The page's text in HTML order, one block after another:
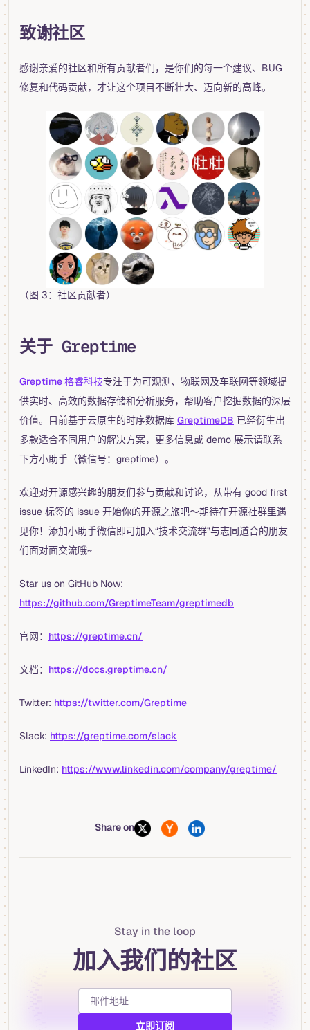
致谢社区
感谢亲爱的社区和所有贡献者们，是你们的每一个建议、BUG
修复和代码贡献，才让这个项目不断壮大、迈向新的高峰。
（图 3：社区贡献者）
关于 Greptime
Greptime 格睿科技专注于为可观测、物联网及车联网等领域提
供实时、高效的数据存储和分析服务，帮助客户挖掘数据的深层
价值。目前基于云原生的时序数据库 GreptimeDB 已经衍生出
多款适合不同用户的解决方案，更多信息或 demo 展示请联系
下方小助手（微信号：greptime）。
欢迎对开源感兴趣的朋友们参与贡献和讨论，从带有 good first
issue 标签的 issue 开始你的开源之旅吧～期待在开源社群里遇
见你！添加小助手微信即可加入“技术交流群”与志同道合的朋友
们面对面交流哦~
Star us on GitHub Now:
https://github.com/GreptimeTeam/greptimedb
官网： https://greptime.cn/
文档： https://docs.greptime.cn/
Twitter: https://twitter.com/Greptime
Slack: https://greptime.com/slack
LinkedIn: https://www.linkedin.com/company/greptime/
Share on
Stay in the loop
加入我们的社区